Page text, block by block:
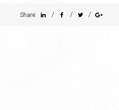
Share: / / /